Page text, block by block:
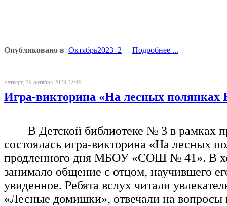
Опубликовано в Октябрь2023_2 Подробнее ...
Четверг, 19 октября 2023 12:49
Игра-викторина «На лесных полянках
В Детской библиотеке № 3 в рамках
состоялась игра-викторина «На лесных
продленного дня МБОУ «СОШ № 41». В
занимало общение с отцом, научившего
увиденное. Ребята вслух читали
«Лесные домишки», отвечали на вопросы